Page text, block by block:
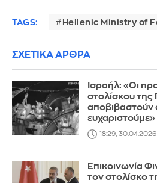
TAGS: Hellenic Ministry of
ΣΧΕΤΙΚΑ ΑΡΘΡΑ
Ισραήλ: «Οι
στολίσκου της
αποβιβαστούν
ευχαριστούμε»
18:29, 30.04.2026
Επικοινωνία
τον στολίσκο